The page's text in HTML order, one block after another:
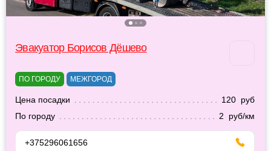
Эвакуатор Борисов Дёшево
ПО ГОРОДУ МЕЖГОРОД
Цена посадки
120 руб
По городу
2 руб/км
+375296061656